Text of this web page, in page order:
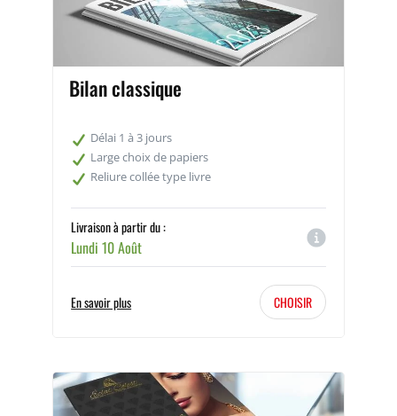
Bilan classique
Délai 1 à 3 jours
Large choix de papiers
Reliure collée type livre
Livraison à partir du :
Lundi 10 Août
En savoir plus CHOISIR